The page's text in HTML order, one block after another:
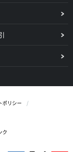
ポリシー
ク